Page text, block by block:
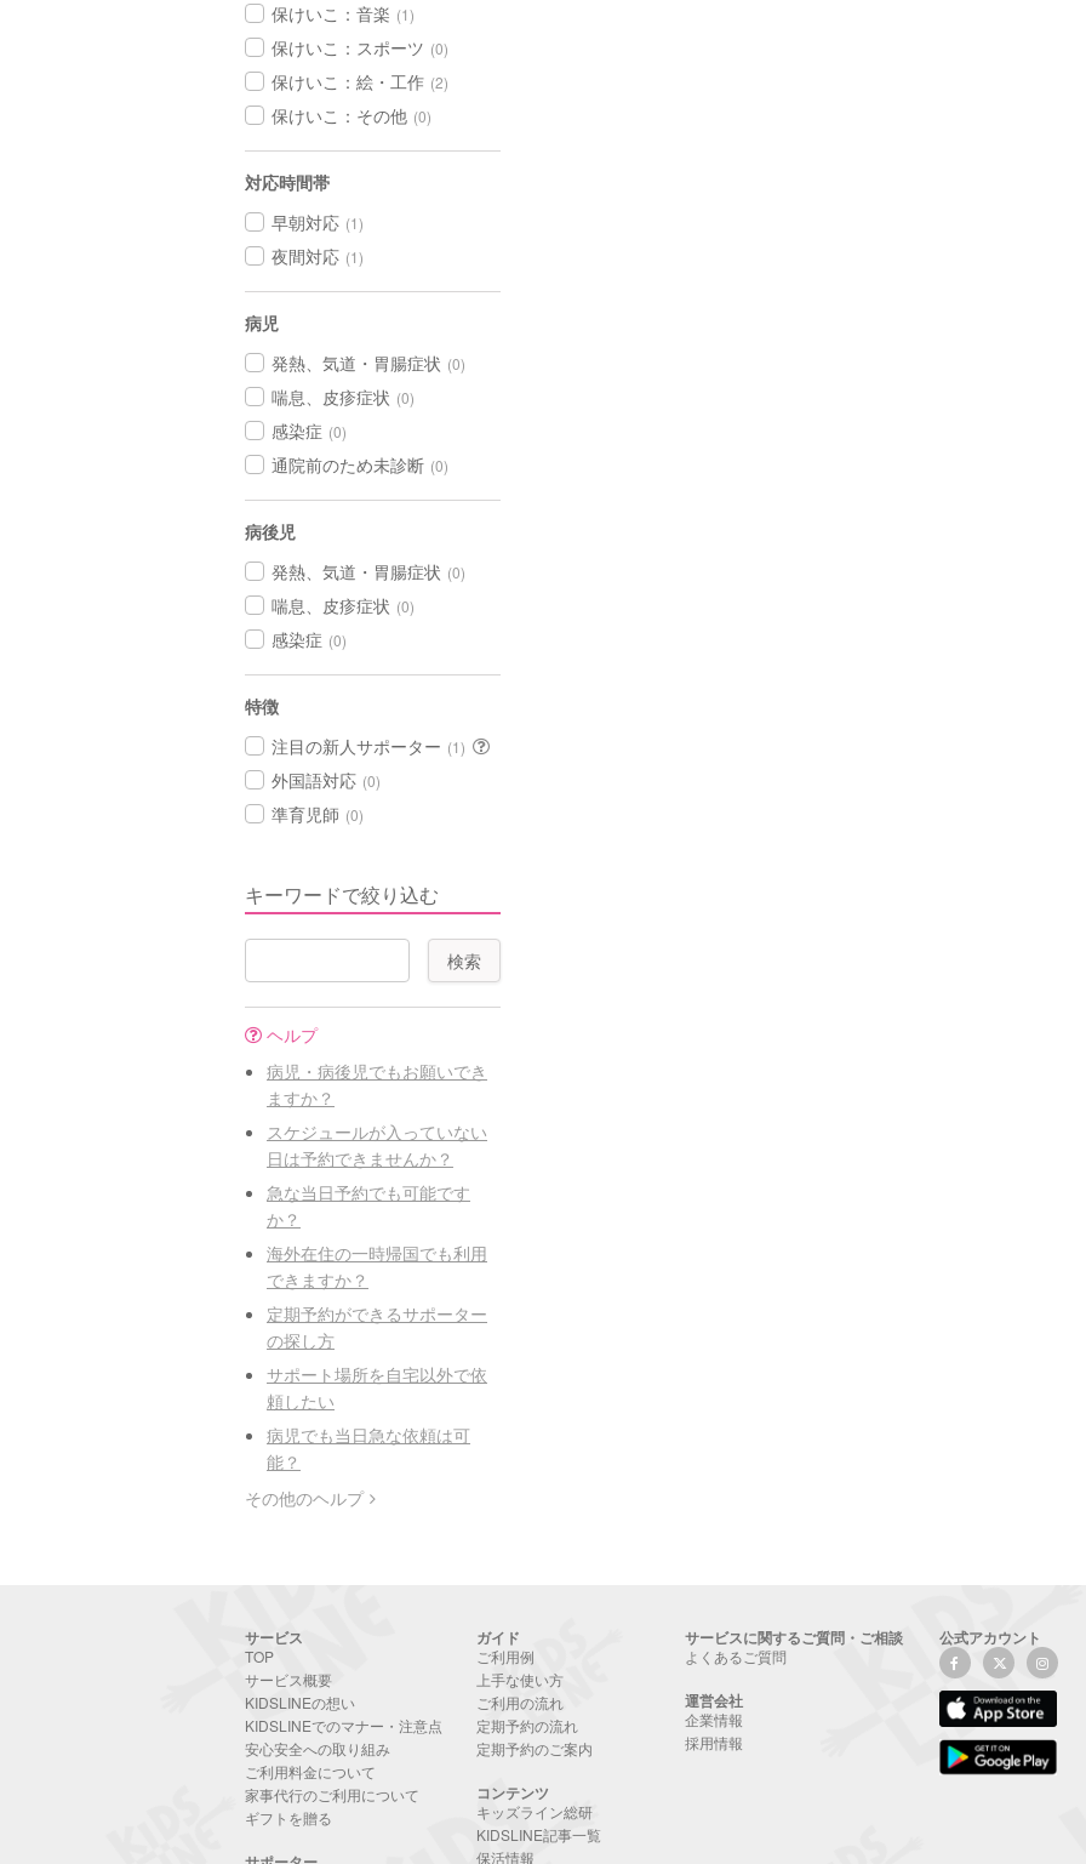
保けいこ：音楽 (1)
保けいこ：スポーツ (0)
保けいこ：絵・工作 (2)
保けいこ：その他 (0)
対応時間帯
早朝対応 (1)
夜間対応 (1)
病児
発熱、気道・胃腸症状 (0)
喘息、皮疹症状 (0)
感染症 (0)
通院前のため未診断 (0)
病後児
発熱、気道・胃腸症状 (0)
喘息、皮疹症状 (0)
感染症 (0)
特徴
注目の新人サポーター (1)
外国語対応 (0)
準育児師 (0)
キーワードで絞り込む
ヘルプ
病児・病後児でもお願いでき
ますか？
スケジュールが入っていない
日は予約できませんか？
急な当日予約でも可能です
か？
海外在住の一時帰国でも利用
できますか？
定期予約ができるサポーター
の探し方
サポート場所を自宅以外で依
頼したい
病児でも当日急な依頼は可
能？
その他のヘルプ
サービス
TOP
サービス概要
KIDSLINEの想い
KIDSLINEでのマナー・注意点
安心安全への取り組み
ご利用料金について
家事代行のご利用について
ギフトを贈る
ガイド
ご利用例
上手な使い方
ご利用の流れ
定期予約の流れ
定期予約のご案内
コンテンツ
キッズライン総研
KIDSLINE記事一覧
保活情報
サービスに関するご質問・ご相談
よくあるご質問
運営会社
企業情報
採用情報
公式アカウント